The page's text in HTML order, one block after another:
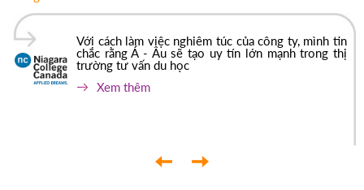
Với cách làm việc nghiêm túc của công ty, mình tin
chắc rằng Á - Âu sẽ tạo uy tín lớn mạnh trong thị
trường tư vấn du học
Xem thêm
‹
›